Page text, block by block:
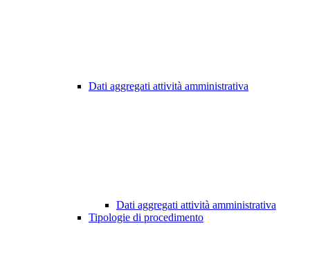
Dati aggregati attività amministrativa
Dati aggregati attività amministrativa
Tipologie di procedimento